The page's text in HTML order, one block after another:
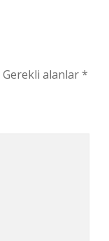
Gerekli alanlar*